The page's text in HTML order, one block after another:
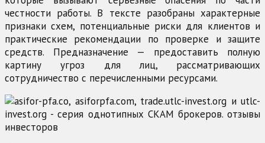
честности работы. В тексте разобраны характерные
признаки схем, потенциальные риски для клиентов и
практические рекомендации по проверке и защите
средств. Предназначение — предоставить полную
картину угроз для лиц, рассматривающих
сотрудничество с перечисленными ресурсами.